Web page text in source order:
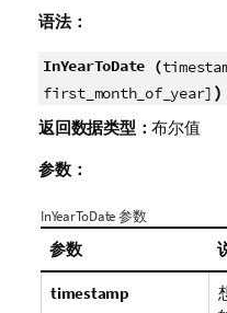
语法：
InYearToDate (
first_month_of_year] )
返回数据类型：布尔值
参数：
InYearToDate 参数
参数
timestamp